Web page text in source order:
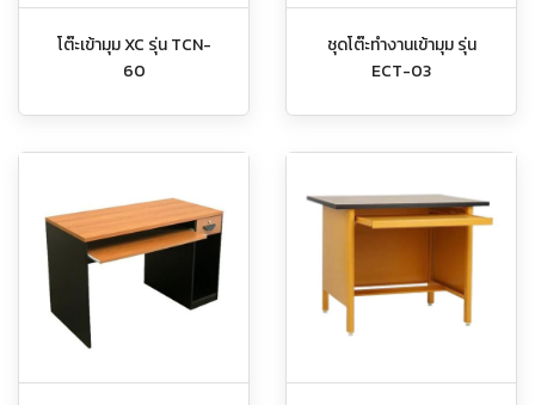
โต๊ะเข้ามุม XC รุ่น TCN-
60
ชุดโต๊ะทำงานเข้ามุม รุ่น
ECT-03